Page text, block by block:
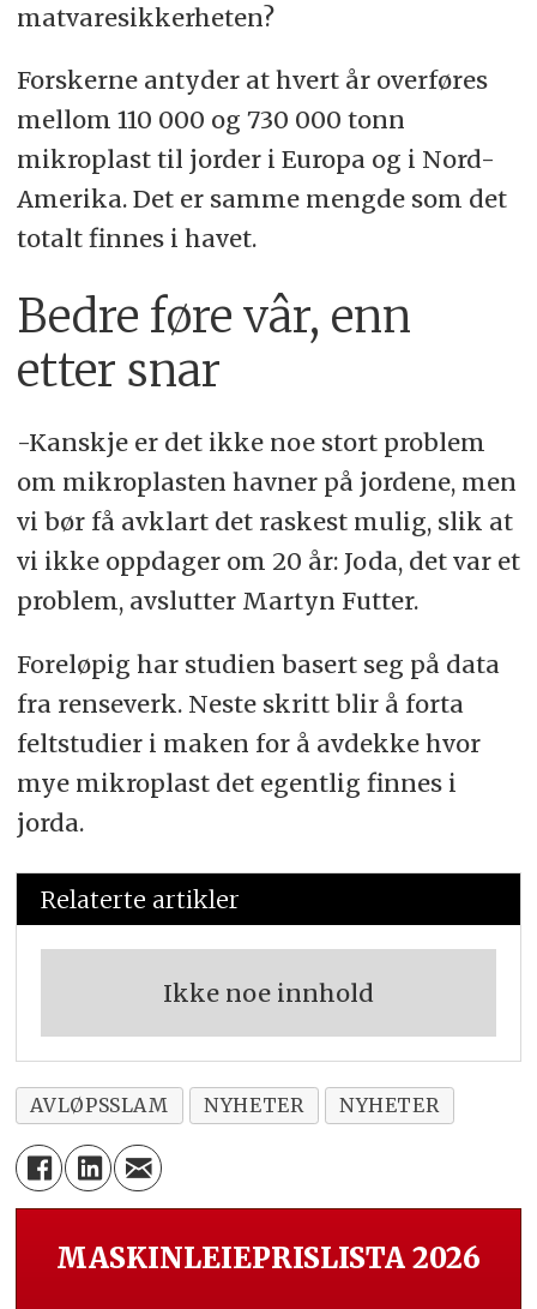
matvaresikkerheten?
Forskerne antyder at hvert år overføres
mellom 110 000 og 730 000 tonn
mikroplast til jorder i Europa og i Nord-
Amerika. Det er samme mengde som det
totalt finnes i havet.
Bedre føre vâr, enn
etter snar
-Kanskje er det ikke noe stort problem
om mikroplasten havner på jordene, men
vi bør få avklart det raskest mulig, slik at
vi ikke oppdager om 20 år: Joda, det var et
problem, avslutter Martyn Futter.
Foreløpig har studien basert seg på data
fra renseverk. Neste skritt blir å forta
feltstudier i maken for å avdekke hvor
mye mikroplast det egentlig finnes i
jorda.
Relaterte artikler
Ikke noe innhold
AVLØPSSLAM NYHETER NYHETER
MASKINLEIEPRISLISTA 2026